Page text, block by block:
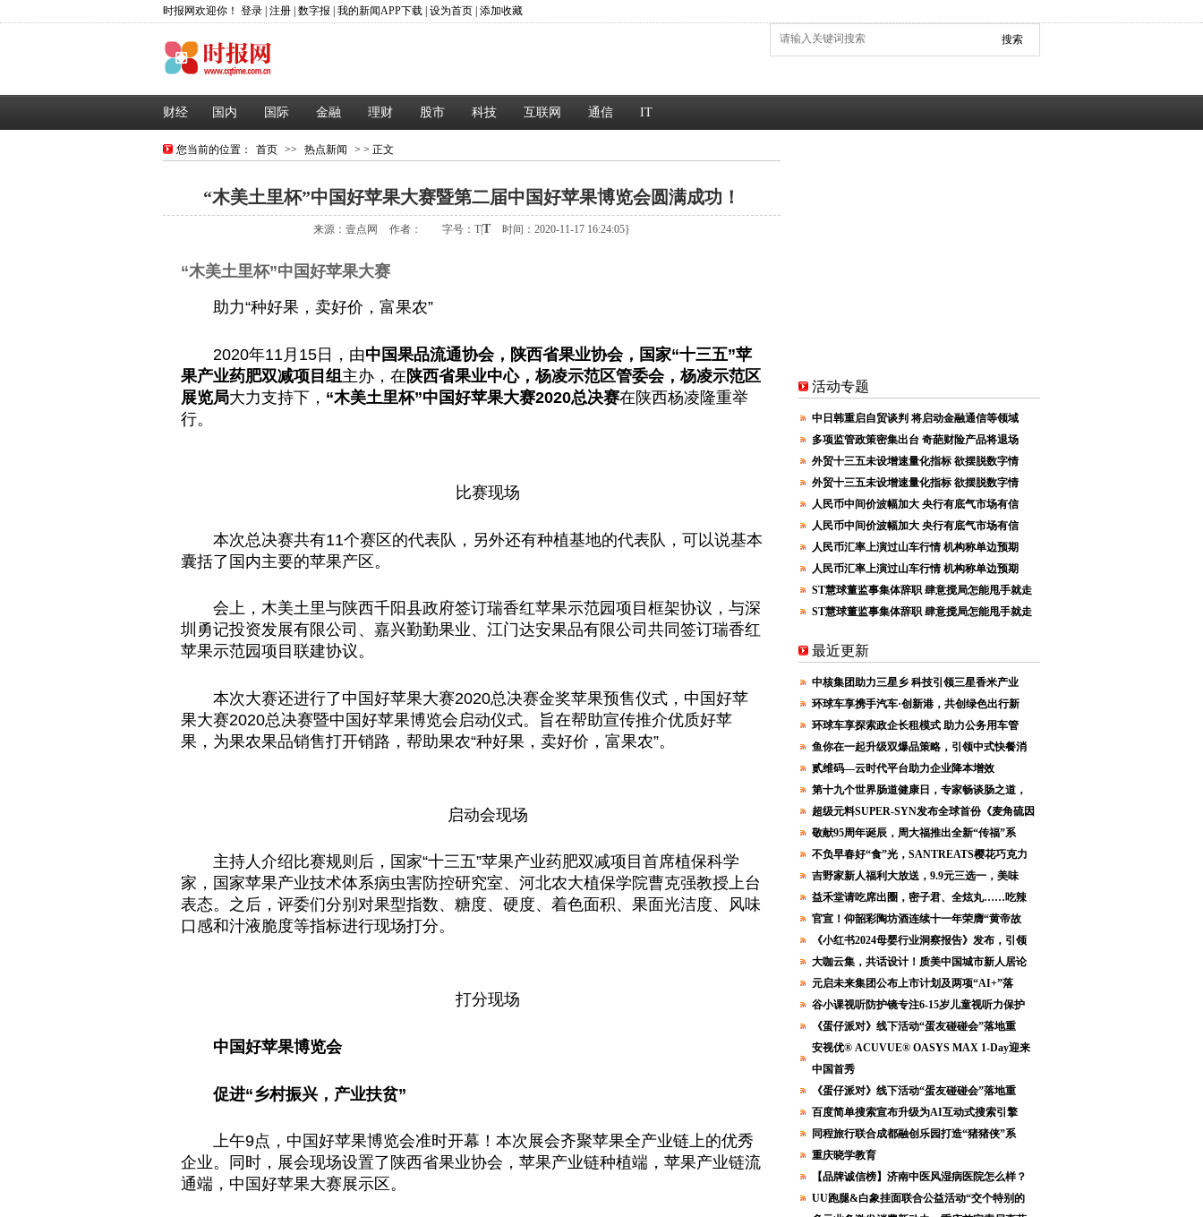
时报网欢迎你！ 登录 注册 数字报 我的新闻APP下载 设为首页 添加收藏
搜索
财经 国内 国际 金融 理财 股市 科技 互联网 通信 IT
您当前的位置： 首页 >> 热点新闻 > > 正文
“木美土里杯”中国好苹果大赛暨第二届中国好苹果博览会圆满成功！
来源：壹点网 作者： 字号： TT 时间：2020-11-17 16:24:05}
“木美土里杯”中国好苹果大赛
助力“种好果，卖好价，富果农”
2020年11月15日，由中国果品流通协会，陕西省果业协会，国家“十三五”苹
果产业药肥双减项目组主办，在 陕西省果业中心，杨凌示范区管委会，杨凌示范区
展览局大力支持下， “木美土里杯”中国好苹果大赛2020总决赛在陕西杨凌隆重举
行。
比赛现场
本次总决赛共有11个赛区的代表队，另外还有种植基地的代表队，可以说基本
囊括了国内主要的苹果产区。
会上，木美土里与陕西千阳县政府签订瑞香红苹果示范园项目框架协议，与深
圳勇记投资发展有限公司、嘉兴勤勤果业、江门达安果品有限公司共同签订瑞香红
苹果示范园项目联建协议。
本次大赛还进行了中国好苹果大赛2020总决赛金奖苹果预售仪式，中国好苹
果大赛2020总决赛暨中国好苹果博览会启动仪式。旨在帮助宣传推介优质好苹
果，为果农果品销售打开销路，帮助果农“种好果，卖好价，富果农”。
启动会现场
主持人介绍比赛规则后，国家“十三五”苹果产业药肥双减项目首席植保科学
家，国家苹果产业技术体系病虫害防控研究室、河北农大植保学院曹克强教授上台
表态。之后，评委们分别对果型指数、糖度、硬度、着色面积、果面光洁度、风味
口感和汁液脆度等指标进行现场打分。
打分现场
中国好苹果博览会
促进“乡村振兴，产业扶贫”
上午9点，中国好苹果博览会准时开幕！本次展会齐聚苹果全产业链上的优秀
企业。同时，展会现场设置了陕西省果业协会，苹果产业链种植端，苹果产业链流
通端，中国好苹果大赛展示区。
活动专题
中日韩重启自贸谈判 将启动金融通信等领域
多项监管政策密集出台 奇葩财险产品将退场
外贸十三五未设增速量化指标 欲摆脱数字情
外贸十三五未设增速量化指标 欲摆脱数字情
人民币中间价波幅加大 央行有底气市场有信
人民币中间价波幅加大 央行有底气市场有信
人民币汇率上演过山车行情 机构称单边预期
人民币汇率上演过山车行情 机构称单边预期
ST慧球董监事集体辞职 肆意搅局怎能甩手就走
ST慧球董监事集体辞职 肆意搅局怎能甩手就走
最近更新
中核集团助力三星乡 科技引领三星香米产业
环球车享携手汽车·创新港，共创绿色出行新
环球车享探索政企长租模式 助力公务用车管
鱼你在一起升级双爆品策略，引领中式快餐消
贰维码—云时代平台助力企业降本增效
第十九个世界肠道健康日，专家畅谈肠之道，
超级元料SUPER-SYN发布全球首份《麦角硫因
敬献95周年诞辰，周大福推出全新“传福”系
不负早春好“食”光，SANTREATS樱花巧克力
吉野家新人福利大放送，9.9元三选一，美味
益禾堂请吃席出圈，密子君、全炫丸……吃辣
官宣！仰韶彩陶坊酒连续十一年荣膺“黄帝故
《小红书2024母婴行业洞察报告》发布，引领
大咖云集，共话设计！质美中国城市新人居论
元启未来集团公布上市计划及两项“AI+”落
谷小课视听防护镜专注6-15岁儿童视听力保护
《蛋仔派对》线下活动“蛋友碰碰会”落地重
安视优® ACUVUE® OASYS MAX 1-Day迎来
中国首秀
《蛋仔派对》线下活动“蛋友碰碰会”落地重
百度简单搜索宣布升级为AI互动式搜索引擎
同程旅行联合成都融创乐园打造“猪猪侠”系
重庆晓学教育
【品牌诚信榜】济南中医风湿病医院怎么样？
UU跑腿&白象挂面联合公益活动“交个特别的